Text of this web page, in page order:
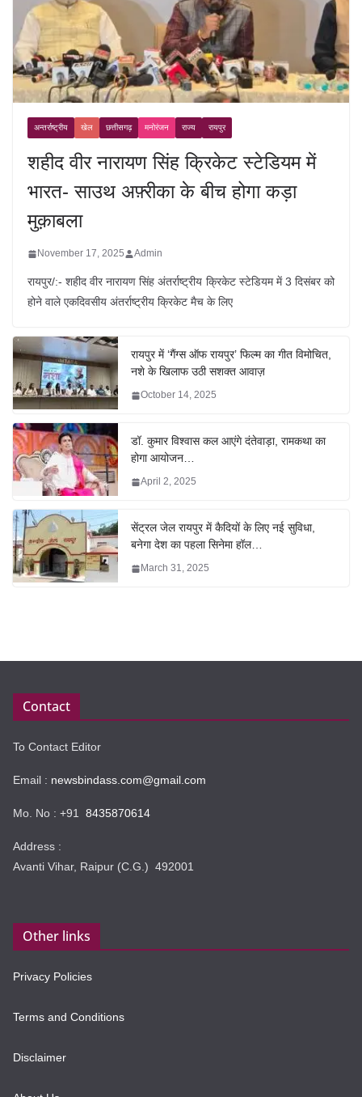
अन्तर्राष्ट्रीय खेल छत्तीसगढ़ मनोरंजन राज्य रायपुर
शहीद वीर नारायण सिंह क्रिकेट स्टेडियम में
भारत- साउथ अफ़्रीका के बीच होगा कड़ा
मुक़ाबला
November 17, 2025 Admin
रायपुर/:- शहीद वीर नारायण सिंह अंतर्राष्ट्रीय क्रिकेट स्टेडियम में 3 दिसंबर को
होने वाले एकदिवसीय अंतर्राष्ट्रीय क्रिकेट मैच के लिए
रायपुर में ‘गैंग्स ऑफ रायपुर’ फिल्म का गीत विमोचित,
नशे के खिलाफ उठी सशक्त आवाज़
October 14, 2025
डॉ. कुमार विश्वास कल आएंगे दंतेवाड़ा, रामकथा का
होगा आयोजन…
April 2, 2025
सेंट्रल जेल रायपुर में कैदियों के लिए नई सुविधा,
बनेगा देश का पहला सिनेमा हॉल…
March 31, 2025
Contact
To Contact Editor
Email : newsbindass.com@gmail.com
Mo. No : +91 8435870614
Address :
Avanti Vihar, Raipur (C.G.) 492001
Other links
Privacy Policies
Terms and Conditions
Disclaimer